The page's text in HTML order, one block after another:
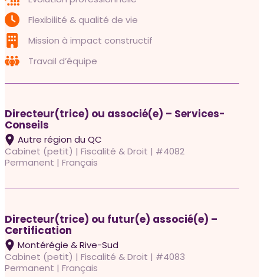
Flexibilité & qualité de vie
Mission à impact constructif
Travail d’équipe
Directeur(trice) ou associé(e) – Services-
Conseils
Autre région du QC
Cabinet (petit) | Fiscalité & Droit | #4082
Permanent | Français
Directeur(trice) ou futur(e) associé(e) –
Certification
Montérégie & Rive-Sud
Cabinet (petit) | Fiscalité & Droit | #4083
Permanent | Français